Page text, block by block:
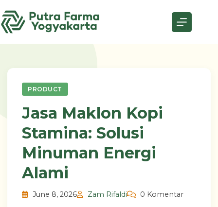
to
content
PRODUCT
Jasa Maklon Kopi
Stamina: Solusi
Minuman Energi
Alami
June 8, 2026 Zam Rifaldi 0 Komentar